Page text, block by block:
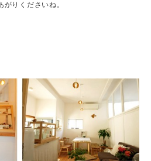
りくださいね。